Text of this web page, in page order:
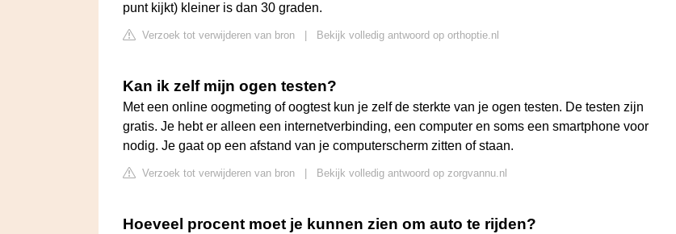
punt kijkt) kleiner is dan 30 graden.
Verzoek tot verwijderen van bron Bekijk volledig antwoord op orthoptie.nl
Kan ik zelf mijn ogen testen?
Met een online oogmeting of oogtest kun je zelf de sterkte van je ogen testen. De testen zijn
gratis. Je hebt er alleen een internetverbinding, een computer en soms een smartphone voor
nodig. Je gaat op een afstand van je computerscherm zitten of staan.
Verzoek tot verwijderen van bron Bekijk volledig antwoord op zorgvannu.nl
Hoeveel procent moet je kunnen zien om auto te rijden?